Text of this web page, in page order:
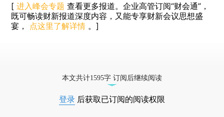
[ 进入峰会专题 查看更多报道。企业高管订阅“财会通”，
既可畅读财新报道深度内容，又能专享财新会议思想盛
宴， 点这里了解详情 。]
本文共计1595字 订阅后继续阅读
登录 后获取已订阅的阅读权限